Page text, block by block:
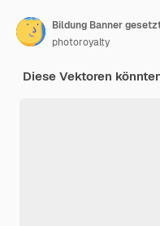
Bildung Banner
photoroyalty
Diese Vektoren